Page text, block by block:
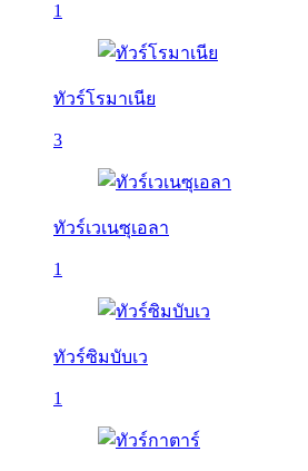
1
ทัวร์โรมาเนีย
3
ทัวร์เวเนซุเอลา
1
ทัวร์ซิมบับเว
1